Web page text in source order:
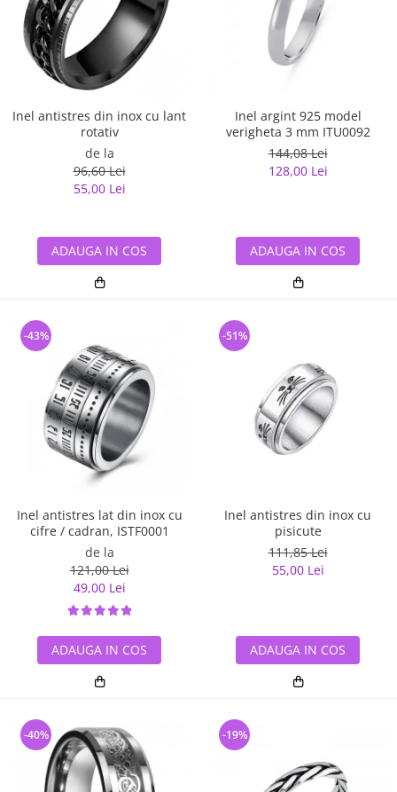
Inel antistres din inox cu lant
rotativ
de la
96,60 Lei
55,00 Lei
ADAUGA IN COS
Inel argint 925 model
verigheta 3 mm ITU0092
144,08 Lei
128,00 Lei
ADAUGA IN COS
Inel antistres lat din inox cu
cifre / cadran, ISTF0001
de la
121,00 Lei
49,00 Lei
-43%
ADAUGA IN COS
Inel antistres din inox cu
pisicute
111,85 Lei
55,00 Lei
-51%
ADAUGA IN COS
-40% -19%